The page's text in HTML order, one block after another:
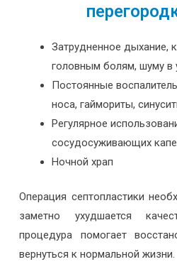
Затрудненное дыхание,
головным болям, шуму в
Постоянные
носа, гаймориты,
Регулярное
сосудосуживающих
Ночной храп
Операция септопластики
заметно ухудшается
процедура помогает
вернуться к нормальной жизни.